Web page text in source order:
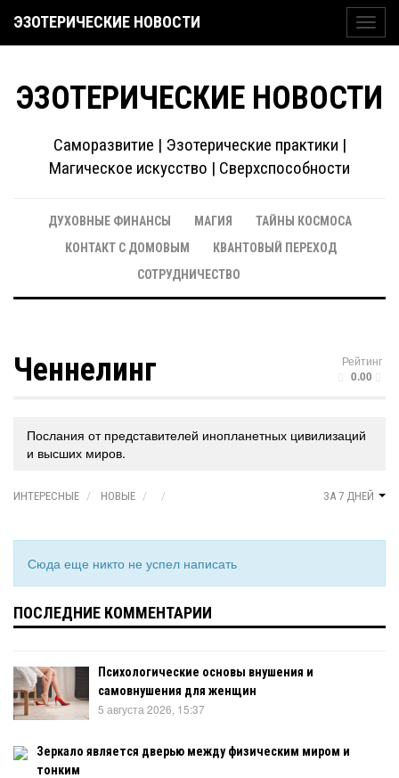
ЭЗОТЕРИЧЕСКИЕ НОВОСТИ
ЭЗОТЕРИЧЕСКИЕ НОВОСТИ
Саморазвитие | Эзотерические практики |
Магическое искусство | Сверхспособности
ДУХОВНЫЕ ФИНАНСЫ МАГИЯ
ТАЙНЫ КОСМОСА
КОНТАКТ С ДОМОВЫМ
КВАНТОВЫЙ ПЕРЕХОД
СОТРУДНИЧЕСТВО
Рейтинг
0.00
Ченнелинг
Послания от представителей инопланетных цивилизаций
и высших миров.
ИНТЕРЕСНЫЕ НОВЫЕ ЗА 7 ДНЕЙ
Сюда еще никто не успел написать
ПОСЛЕДНИЕ КОММЕНТАРИИ
Психологические основы внушения и
самовнушения для женщин
5 августа 2026, 15:37
Зеркало является дверью между физическим миром и
тонким